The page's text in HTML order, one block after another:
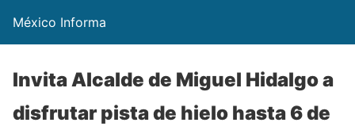
México Informa
Invita Alcalde de Miguel Hidalgo a
disfrutar pista de hielo hasta 6 de